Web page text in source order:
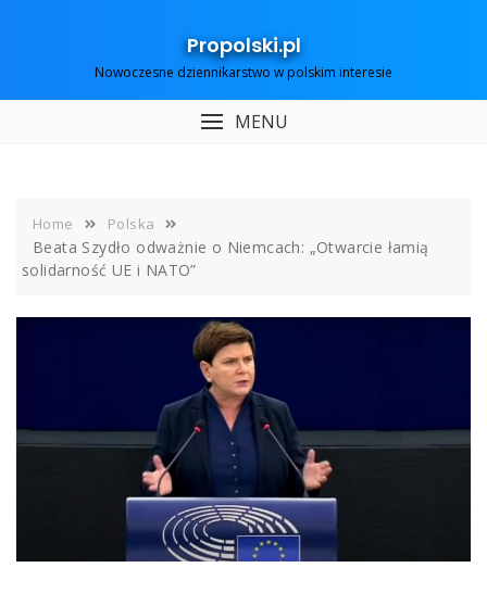
Propolski.pl
Nowoczesne dziennikarstwo w polskim interesie
MENU
Home Polska
Beata Szydło odważnie o Niemcach: „Otwarcie łamią
solidarność UE i NATO”